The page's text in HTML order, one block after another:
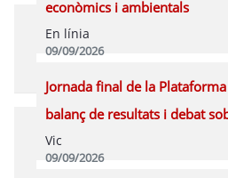
econòmics i ambientals
En línia
09/09/2026
Inscriure's Online
Jornada final de la
balanç de resultats i debat
Vic
09/09/2026